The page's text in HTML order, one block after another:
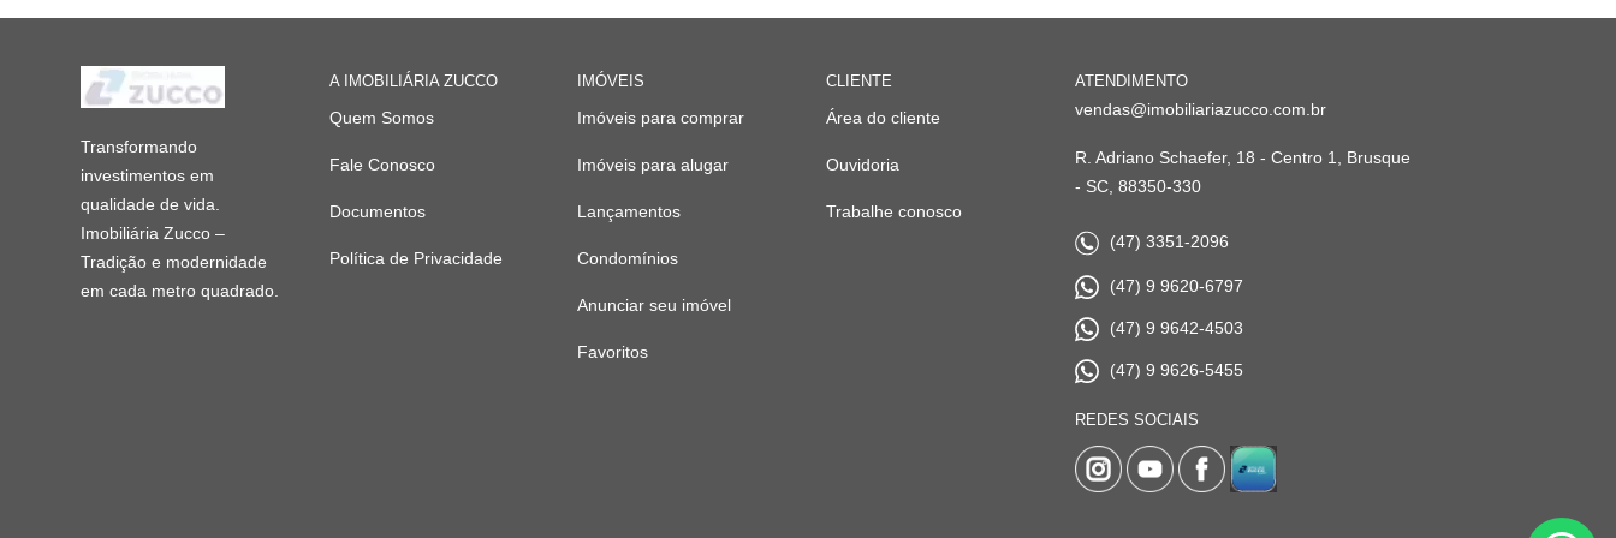
Transformando
investimentos em
qualidade de vida.
Imobiliária Zucco –
Tradição e modernidade
em cada metro quadrado.
A IMOBILIÁRIA ZUCCO
Quem Somos
Fale Conosco
Documentos
Política de Privacidade
IMÓVEIS
Imóveis para comprar
Imóveis para alugar
Lançamentos
Condomínios
Anunciar seu imóvel
Favoritos
CLIENTE
Área do cliente
Ouvidoria
Trabalhe conosco
ATENDIMENTO
vendas@imobiliariazucco.com.br
R. Adriano Schaefer, 18 - Centro 1, Brusque
- SC, 88350-330
(47) 3351-2096
(47) 9 9620-6797
(47) 9 9642-4503
(47) 9 9626-5455
REDES SOCIAIS